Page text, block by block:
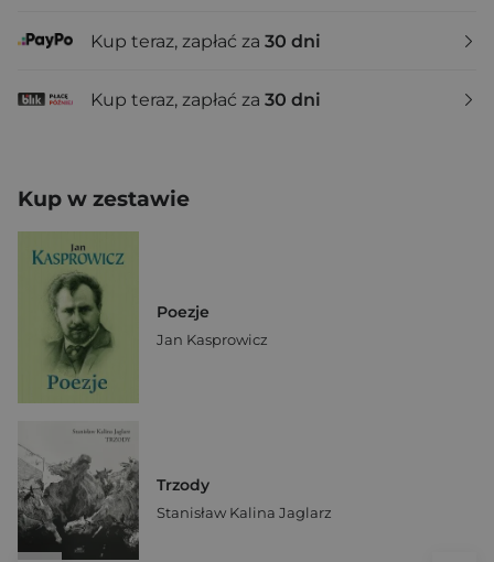
Kup teraz, zapłać za 30 dni
Kup teraz, zapłać za 30 dni
Kup w zestawie
Poezje
Jan Kasprowicz
Trzody
Stanisław Kalina Jaglarz